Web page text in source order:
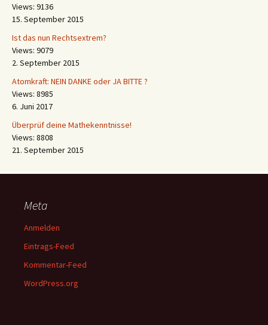
Views: 9136
15. September 2015
Ist das nun Rechtsextrem?
Views: 9079
2. September 2015
Atomkraft: NEIN DANKE oder JA BITTE ?
Views: 8985
6. Juni 2017
Überprüf deine Mathekenntnisse!
Views: 8808
21. September 2015
Meta
Anmelden
Eintrags-Feed
Kommentar-Feed
WordPress.org